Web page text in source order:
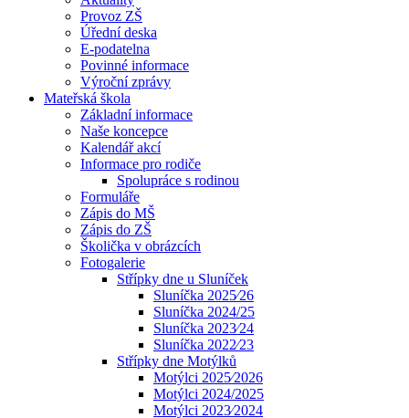
Provoz ZŠ
Úřední deska
E-podatelna
Povinné informace
Výroční zprávy
Mateřská škola
Základní informace
Naše koncepce
Kalendář akcí
Informace pro rodiče
Spolupráce s rodinou
Formuláře
Zápis do MŠ
Zápis do ZŠ
Školička v obrázcích
Fotogalerie
Střípky dne u Sluníček
Sluníčka 2025⁄26
Sluníčka 2024/25
Sluníčka 2023⁄24
Sluníčka 2022⁄23
Střípky dne Motýlků
Motýlci 2025⁄2026
Motýlci 2024/2025
Motýlci 2023⁄2024